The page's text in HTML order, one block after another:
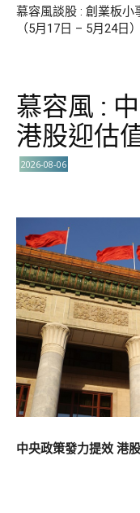
慕容風談股 : 創業板小
（5月17日 – 5月24日）
慕容風 :
港股迎估
2026-08-06
中央政策發力提效 港